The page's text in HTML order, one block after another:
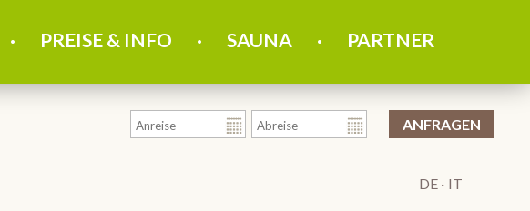
PREISE & INFO SAUNA PARTNER
DE IT